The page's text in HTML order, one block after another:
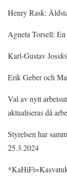
Henry Rask:
Agneta Torsell:
Karl-Gustav
Erik Geber och
Val av nytt
aktualiseras då
Styrelsen har
25.3.2024